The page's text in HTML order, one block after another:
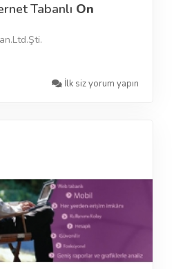
Tabanlı On
İlk siz yorum yapın